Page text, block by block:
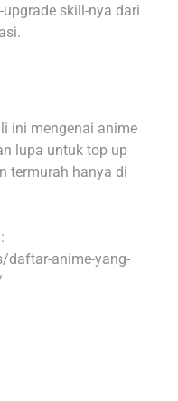
skill-nya dari
ini mengenai anime
lupa untuk top up
termurah hanya di
daftar-anime-yang-